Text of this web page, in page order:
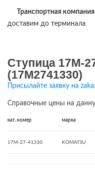
Транспортная компания
доставим до терминала
Ступица 17M-
(17M2741330)
Присылайте заявку на
Справочные цены на
кат. номер марка
17M-27-41330 KOMATSU